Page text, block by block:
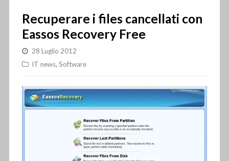
Recuperare i files cancellati con
Eassos Recovery Free
28 Luglio 2012
IT news, Software